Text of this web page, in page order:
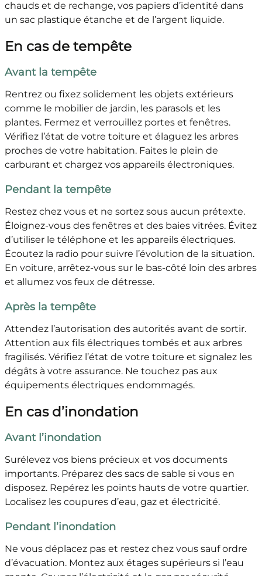
chauds et de rechange, vos papiers d’identité dans
un sac plastique étanche et de l’argent liquide.
En cas de tempête
Avant la tempête
Rentrez ou fixez solidement les objets extérieurs
comme le mobilier de jardin, les parasols et les
plantes. Fermez et verrouillez portes et fenêtres.
Vérifiez l’état de votre toiture et élaguez les arbres
proches de votre habitation. Faites le plein de
carburant et chargez vos appareils électroniques.
Pendant la tempête
Restez chez vous et ne sortez sous aucun prétexte.
Éloignez-vous des fenêtres et des baies vitrées. Évitez
d’utiliser le téléphone et les appareils électriques.
Écoutez la radio pour suivre l’évolution de la situation.
En voiture, arrêtez-vous sur le bas-côté loin des arbres
et allumez vos feux de détresse.
Après la tempête
Attendez l’autorisation des autorités avant de sortir.
Attention aux fils électriques tombés et aux arbres
fragilisés. Vérifiez l’état de votre toiture et signalez les
dégâts à votre assurance. Ne touchez pas aux
équipements électriques endommagés.
En cas d’inondation
Avant l’inondation
Surélevez vos biens précieux et vos documents
importants. Préparez des sacs de sable si vous en
disposez. Repérez les points hauts de votre quartier.
Localisez les coupures d’eau, gaz et électricité.
Pendant l’inondation
Ne vous déplacez pas et restez chez vous sauf ordre
d’évacuation. Montez aux étages supérieurs si l’eau